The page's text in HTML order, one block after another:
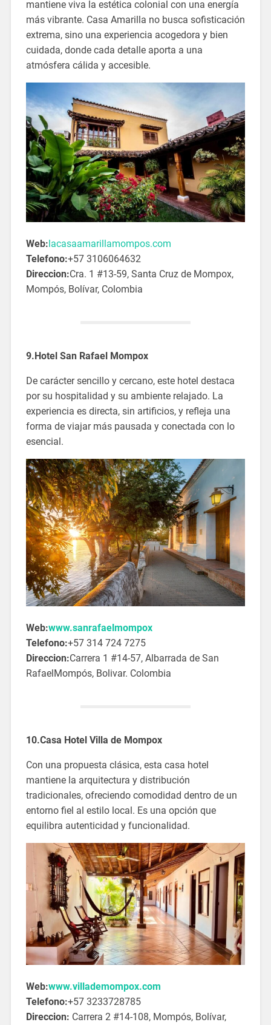
mantiene viva la estética colonial con una energía
más vibrante. Casa Amarilla no busca sofisticación
extrema, sino una experiencia acogedora y bien
cuidada, donde cada detalle aporta a una
atmósfera cálida y accesible.
Web: lacasaamarillamompos.com
Telefono:+57 3106064632
Direccion:Cra. 1 #13-59, Santa Cruz de Mompox,
Mompós, Bolívar, Colombia
9.Hotel San Rafael Mompox
De carácter sencillo y cercano, este hotel destaca
por su hospitalidad y su ambiente relajado. La
experiencia es directa, sin artificios, y refleja una
forma de viajar más pausada y conectada con lo
esencial.
Web:www.sanrafaelmompox
Telefono:+57 314 724 7275
Direccion:Carrera 1 #14-57, Albarrada de San
RafaelMompós, Bolivar. Colombia
10.Casa Hotel Villa de Mompox
Con una propuesta clásica, esta casa hotel
mantiene la arquitectura y distribución
tradicionales, ofreciendo comodidad dentro de un
entorno fiel al estilo local. Es una opción que
equilibra autenticidad y funcionalidad.
Web:www.villademompox.com
Telefono:+57 3233728785
Direccion: Carrera 2 #14-108, Mompós, Bolívar,